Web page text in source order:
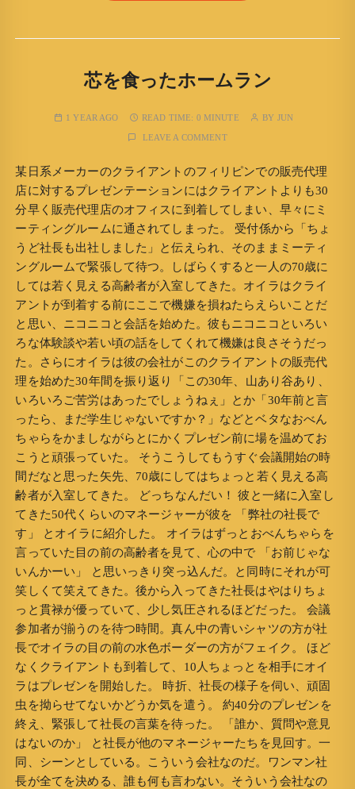
芯を食ったホームラン
1 YEAR AGO READ TIME: 0 MINUTE BY JUN
LEAVE A COMMENT
某日系メーカーのクライアントのフィリピンでの販売代理
店に対するプレゼンテーションにはクライアントよりも30
分早く販売代理店のオフィスに到着してしまい、早々にミ
ーティングルームに通されてしまった。 受付係から「ちょ
うど社長も出社しました」と伝えられ、そのままミーティ
ングルームで緊張して待つ。しばらくすると一人の70歳に
しては若く見える高齢者が入室してきた。オイラはクライ
アントが到着する前にここで機嫌を損ねたらえらいことだ
と思い、ニコニコと会話を始めた。彼もニコニコといろい
ろな体験談や若い頃の話をしてくれて機嫌は良さそうだっ
た。さらにオイラは彼の会社がこのクライアントの販売代
理を始めた30年間を振り返り「この30年、山あり谷あり、
いろいろご苦労はあったでしょうねぇ」とか「30年前と言
ったら、まだ学生じゃないですか？」などとベタなおべん
ちゃらをかましながらとにかくプレゼン前に場を温めてお
こうと頑張っていた。 そうこうしてもうすぐ会議開始の時
間だなと思った矢先、70歳にしてはちょっと若く見える高
齢者が入室してきた。 どっちなんだい！ 彼と一緒に入室し
てきた50代くらいのマネージャーが彼を 「弊社の社長で
す」 とオイラに紹介した。 オイラはずっとおべんちゃらを
言っていた目の前の高齢者を見て、心の中で 「お前じゃな
いんかーい」 と思いっきり突っ込んだ。と同時にそれが可
笑しくて笑えてきた。後から入ってきた社長はやはりちょ
っと貫禄が優っていて、少し気圧されるほどだった。 会議
参加者が揃うのを待つ時間。真ん中の青いシャツの方が社
長でオイラの目の前の水色ボーダーの方がフェイク。 ほど
なくクライアントも到着して、10人ちょっとを相手にオイ
ラはプレゼンを開始した。 時折、社長の様子を伺い、頑固
虫を拗らせてないかどうか気を遣う。 約40分のプレゼンを
終え、緊張して社長の言葉を待った。 「誰か、質問や意見
はないのか」 と社長が他のマネージャーたちを見回す。一
同、シーンとしている。こういう会社なのだ。ワンマン社
長が全てを決める、誰も何も言わない。そういう会社なの